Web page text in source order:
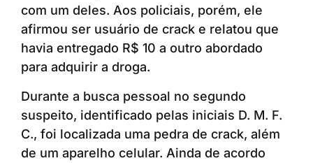
com um deles. Aos policiais, porém, ele
afirmou ser usuário de crack e relatou que
havia entregado R$ 10 a outro abordado
para adquirir a droga.
Durante a busca pessoal no segundo
suspeito, identificado pelas iniciais D. M. F.
C., foi localizada uma pedra de crack, além
de um aparelho celular. Ainda de acordo